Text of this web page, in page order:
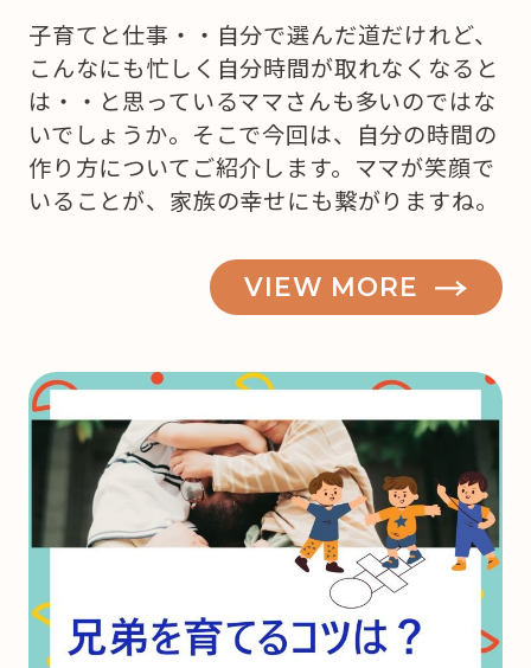
子育てと仕事・・自分で選んだ道だけれど、
こんなにも忙しく自分時間が取れなくなると
は・・と思っているママさんも多いのではな
いでしょうか。そこで今回は、自分の時間の
作り方についてご紹介します。ママが笑顔で
いることが、家族の幸せにも繋がりますね。
VIEW MORE